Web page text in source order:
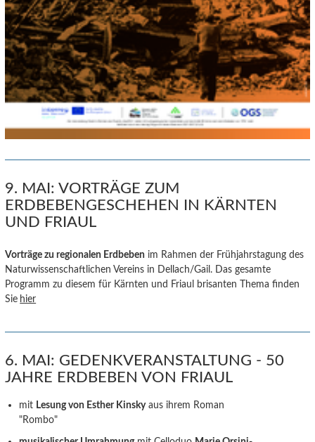
9. MAI: VORTRÄGE ZUM
ERDBEBENGESCHEHEN IN KÄRNTEN
UND FRIAUL
Vorträge zu regionalen Erdbeben im Rahmen der Frühjahrstagung des
Naturwissenschaftlichen Vereins in Dellach/Gail. Das gesamte
Programm zu diesem für Kärnten und Friaul brisanten Thema finden
Sie hier
6. MAI: GEDENKVERANSTALTUNG - 50
JAHRE ERDBEBEN VON FRIAUL
mit Lesung von Esther Kinskyaus ihrem Roman
"Rombo"